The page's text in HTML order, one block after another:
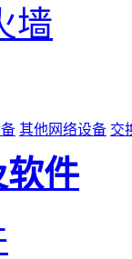
墙
其他网络设备 交
件